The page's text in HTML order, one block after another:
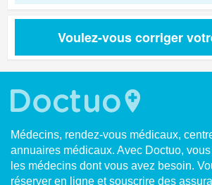
Voulez-vous corriger
Médecins, rendez-vous médicaux,
annuaires médicaux. Avec Doctuo,
les médecins dont vous avez besoin.
réserver en ligne et souscrire des